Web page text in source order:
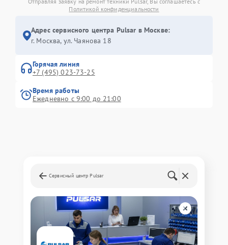
Политикой конфиденциальности
Адрес сервисного центра Pulsar в Москве:
г. Москва, ул. Чаянова 18
Горячая линия
+7 (495) 023-73-25
Время работы
Ежедневно с 9:00 до 21:00
Сервисный центр Pulsar